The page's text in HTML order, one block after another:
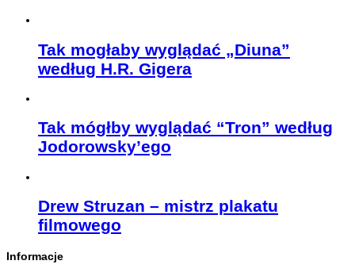
Tak mogłaby wyglądać „Diuna”
według H.R. Gigera
Tak mógłby wyglądać “Tron” według
Jodorowsky’ego
Drew Struzan – mistrz plakatu
filmowego
Informacje